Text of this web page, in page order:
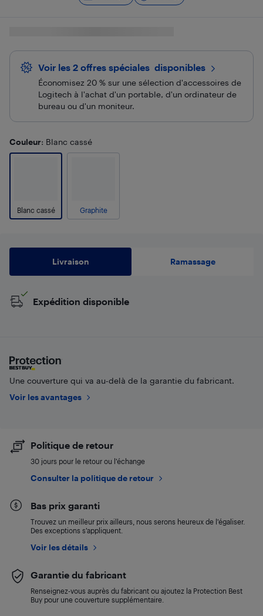
Voir les 2 offres spéciales disponibles
Économisez 20 % sur une sélection d'accessoires de
Logitech à l'achat d'un portable, d'un ordinateur de
bureau ou d'un moniteur.
Couleur: Blanc cassé
Blanc cassé Graphite
Livraison Ramassage
Expédition disponible
Une couverture qui va au-delà de la garantie du fabricant.
Voir les avantages
Politique de retour
30 jours pour le retour ou l’échange
Consulter la politique de retour
Bas prix garanti
Trouvez un meilleur prix ailleurs, nous serons heureux de l’égaliser.
Des exceptions s’appliquent.
Voir les détails
Garantie du fabricant
Renseignez-vous auprès du fabricant ou ajoutez la Protection Best
Buy pour une couverture supplémentaire.